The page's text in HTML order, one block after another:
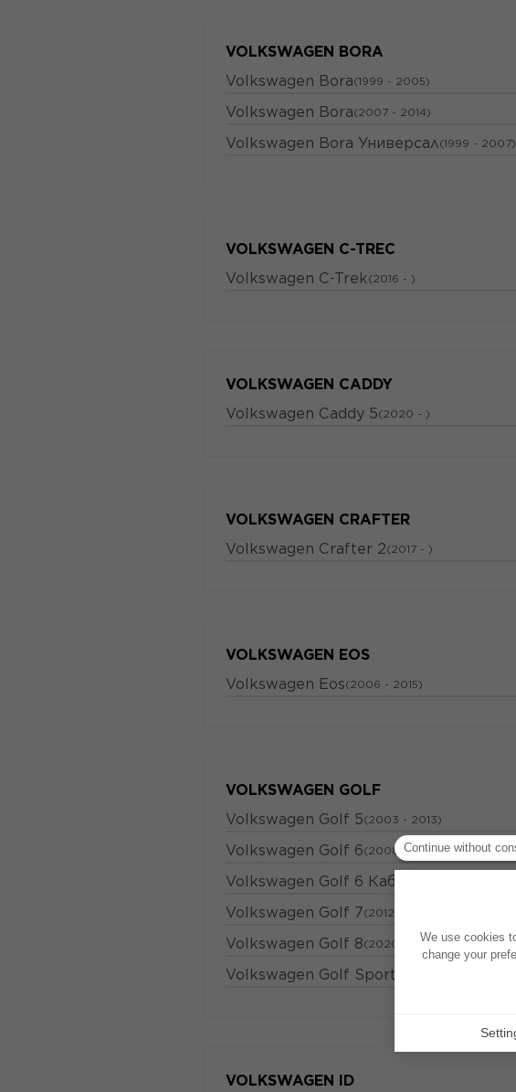
VOLKSWAGEN BORA
Volkswagen Bora(1999 - 2005)
Volkswagen Bora(2007 - 2014)
Volkswagen Bora Универсал(1999 - 2007)
VOLKSWAGEN C-TREC
Volkswagen C-Trek(2016 - )
VOLKSWAGEN CADDY
Volkswagen Caddy 5(2020 - )
VOLKSWAGEN CRAFTER
Volkswagen Crafter 2(2017 - )
VOLKSWAGEN EOS
Volkswagen Eos(2006 - 2015)
VOLKSWAGEN GOLF
Volkswagen Golf 5(2003 - 2013)
Volkswagen Golf 6(2008 - 2014)
Volkswagen Golf 6 Кабриолет
Volkswagen Golf 7(2012 - 2020)
Volkswagen Golf 8(2020 - )
Volkswagen Golf Sportsvan
VOLKSWAGEN ID